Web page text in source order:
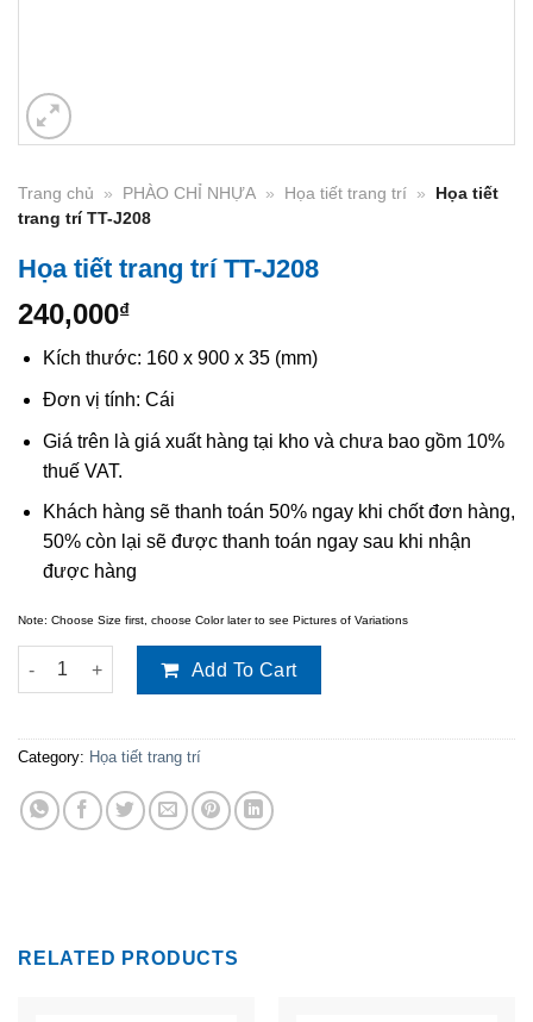
Trang chủ » PHÀO CHỈ NHỰA » Họa tiết trang trí »
Họa tiết
trang trí TT-J208
Họa tiết trang trí TT-J208
240,000₫
Kích thước: 160 x 900 x 35 (mm)
Đơn vị tính: Cái
Giá trên là giá xuất hàng tại kho và chưa bao gồm 10%
thuế VAT.
Khách hàng sẽ thanh toán 50% ngay khi chốt đơn hàng,
50% còn lại sẽ được thanh toán ngay sau khi nhận
được hàng
Note: Choose Size first, choose Color later to see Pictures of Variations
Họa tiết trang trí TT-J208 quantity
Add To Cart
Category: Họa tiết trang trí
RELATED PRODUCTS